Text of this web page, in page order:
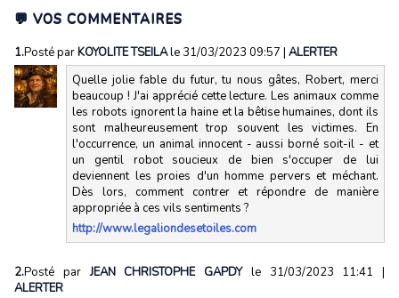
💬 VOS COMMENTAIRES
1.Posté parKOYOLITE TSEILAle 31/03/2023 09:57 | ALERTER
Quelle jolie fable du futur, tu nous gâtes, Robert, merci
beaucoup ! J'ai apprécié cette lecture. Les animaux comme
les robots ignorent la haine et la bêtise humaines, dont ils
sont malheureusement trop souvent les victimes. En
l'occurrence, un animal innocent - aussi borné soit-il - et
un gentil robot soucieux de bien s'occuper de lui
deviennent les proies d'un homme pervers et méchant.
Dès lors, comment contrer et répondre de manière
appropriée à ces vils sentiments ?
http://www.legaliondesetoiles.com
2.Posté parJEAN CHRISTOPHE GAPDY le 31/03/2023 11:41 |
ALERTER